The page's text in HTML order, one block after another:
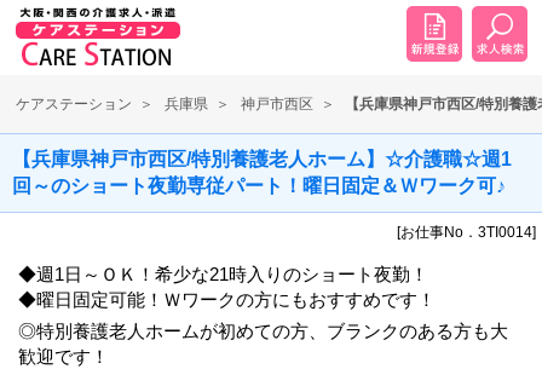
ケアステーション 兵庫県 神戸市西区 【兵庫県神戸市西区/特別養
【兵庫県神戸市西区/特別養護老人ホーム】☆介護職☆週1
回～のショート夜勤専従パート！曜日固定＆Ｗワーク可♪
[お仕事No．3TI0014]
◆週1日～ＯＫ！希少な21時入りのショート夜勤！
◆曜日固定可能！Ｗワークの方にもおすすめです！
◎特別養護老人ホームが初めての方、ブランクのある方も大
歓迎です！